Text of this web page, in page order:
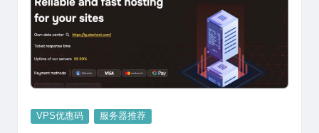
Posted
VPS优惠码 服务器推荐